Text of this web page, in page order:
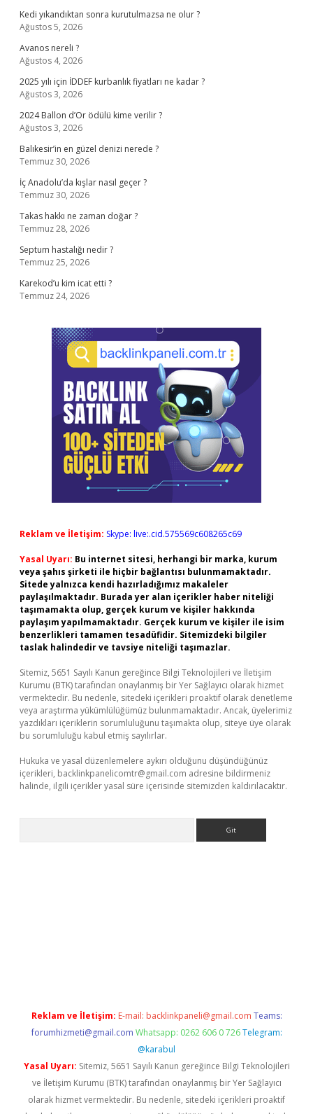
Kedi yıkandıktan sonra kurutulmazsa ne olur ?
Ağustos 5, 2026
Avanos nereli ?
Ağustos 4, 2026
2025 yılı için İDDEF kurbanlık fiyatları ne kadar ?
Ağustos 3, 2026
2024 Ballon d’Or ödülü kime verilir ?
Ağustos 3, 2026
Balıkesir’in en güzel denizi nerede ?
Temmuz 30, 2026
İç Anadolu’da kışlar nasıl geçer ?
Temmuz 30, 2026
Takas hakkı ne zaman doğar ?
Temmuz 28, 2026
Septum hastalığı nedir ?
Temmuz 25, 2026
Karekod’u kim icat etti ?
Temmuz 24, 2026
Reklam ve İletişim: Skype: live:.cid.575569c608265c69
Yasal Uyarı: Bu internet sitesi, herhangi bir marka, kurum
veya şahıs şirketi ile hiçbir bağlantısı bulunmamaktadır.
Sitede yalnızca kendi hazırladığımız makaleler
paylaşılmaktadır. Burada yer alan içerikler haber niteliği
taşımamakta olup, gerçek kurum ve kişiler hakkında
paylaşım yapılmamaktadır. Gerçek kurum ve kişiler ile isim
benzerlikleri tamamen tesadüfidir. Sitemizdeki bilgiler
taslak halindedir ve tavsiye niteliği taşımazlar.
Sitemiz, 5651 Sayılı Kanun gereğince Bilgi Teknolojileri ve İletişim
Kurumu (BTK) tarafından onaylanmış bir Yer Sağlayıcı olarak hizmet
vermektedir. Bu nedenle, sitedeki içerikleri proaktif olarak denetleme
veya araştırma yükümlülüğümüz bulunmamaktadır. Ancak, üyelerimiz
yazdıkları içeriklerin sorumluluğunu taşımakta olup, siteye üye olarak
bu sorumluluğu kabul etmiş sayılırlar.
Hukuka ve yasal düzenlemelere aykırı olduğunu düşündüğünüz
içerikleri, backlinkpanelicomtr@gmail.com adresine bildirmeniz
halinde, ilgili içerikler yasal süre içerisinde sitemizden kaldırılacaktır.
Reklam ve İletişim: E-mail: backlinkpaneli@gmail.com Teams:
forumhizmeti@gmail.com Whatsapp: 0262 606 0 726 Telegram:
@karabul
Yasal Uyarı: Sitemiz, 5651 Sayılı Kanun gereğince Bilgi Teknolojileri
ve İletişim Kurumu (BTK) tarafından onaylanmış bir Yer Sağlayıcı
olarak hizmet vermektedir. Bu nedenle, sitedeki içerikleri proaktif